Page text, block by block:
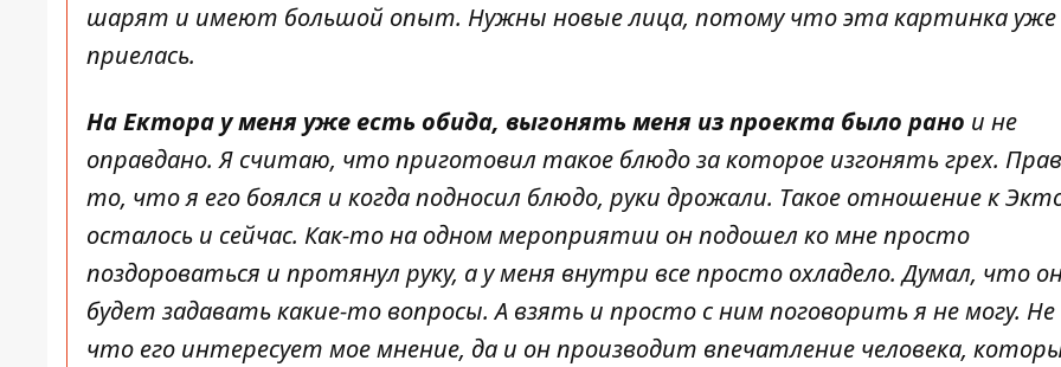
шарят и имеют большой опыт. Нужны новые лица, потому что эта картинка уже
приелась.
На Ектора уменя уже есть обида, выгонять меня из проекта было рано и не
оправдано. Я считаю, что приготовил такое блюдо за которое изгонять грех.
то, что я его боялся и когда подносил блюдо, руки дрожали. Такое отношение к
осталось и сейчас. Как-то на одном мероприятии он подошел ко мне просто
поздороваться и протянул руку, а у меня внутри все просто охладело. Думал, что
будет задавать какие-то вопросы. А взять и просто с ним поговорить я не могу.
что его интересует мое мнение, да и он производит впечатление человека,